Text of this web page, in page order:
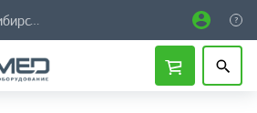
федеральный округ